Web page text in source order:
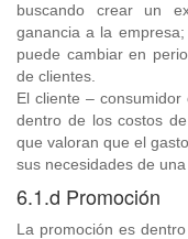
buscando crear un
ganancia a la
puede cambiar en
de clientes.
El cliente –
dentro de los costos
que valoran que el
sus necesidades de
6.1.d Promoción
La promoción es